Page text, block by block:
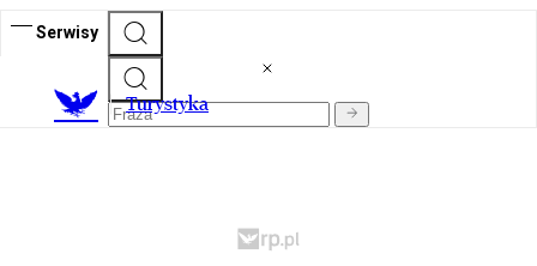
Serwisy
Turystyka